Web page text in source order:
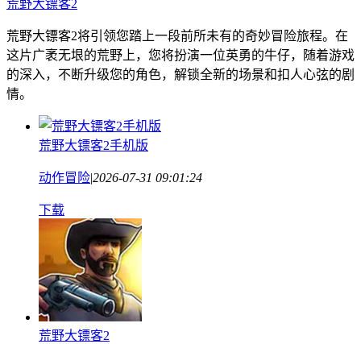
荒野大镖客2
荒野大镖客2将引领您踏上一段前所未有的奇妙冒险旅程。在
这片广袤无垠的荒野上，您将扮演一位英勇的牛仔，随着游戏
的深入，不断升级您的角色，解锁全新的场景和扣人心弦的剧
情。
荒野大镖客2手机版
动作冒险2026-07-31 09:01:24
下载
荒野大镖客2